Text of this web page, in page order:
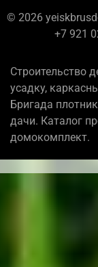
© 2026
+7 921
Строительство
усадку,
Бригада
дачи. Каталог
домокомплект.